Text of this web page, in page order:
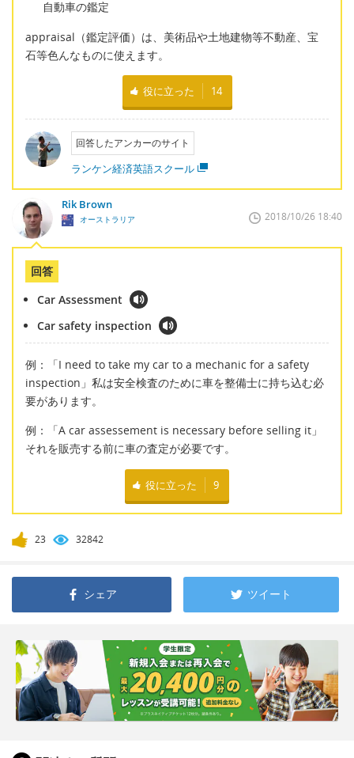
自動車の鑑定
appraisal（鑑定評価）は、美術品や土地建物等不動産、宝
石等色んなものに使えます。
役に立った 14
回答したアンカーのサイト
ランケン経済英語スクール
Rik Brown
オーストラリア 2018/10/26 18:40
回答
Car Assessment
Car safety inspection
例：「I need to take my car to a mechanic for a safety
inspection」私は安全検査のために車を整備士に持ち込む必
要があります。
例：「A car assessement is necessary before selling it」
それを販売する前に車の査定が必要です。
役に立った 9
23 32842
シェア ツイート